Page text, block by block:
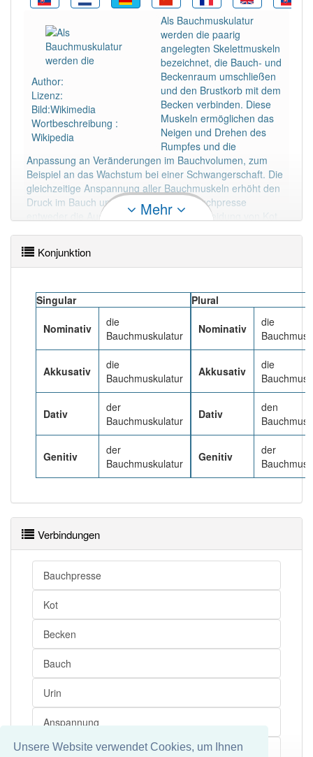
Unsere Website verwendet Cookies, um Ihnen
Häufigkeit: 4 von 10
Wörter mit Endung -bauchmuskulatur : 1
Wörter mit Endung -bauchmuskulaturaber mit
einem anderen Artikel
: 0
Das Wort wird häufig verwendet im Bereich
Medizin
99% unserer Spielapp-Nutzer haben den Artikel
korrekt erraten.
Author:
Lizenz:
Bild:Wikimedia
Wortbeschreibung :
Wikipedia
Als Bauchmuskulatur
werden die paarig
angelegten Skelettmuskeln
bezeichnet, die Bauch- und
Beckenraum umschließen
und den Brustkorb mit dem
Becken verbinden. Diese
Muskeln ermöglichen das
Neigen und Drehen des
Rumpfes und die
Anpassung an Veränderungen im Bauchvolumen, zum
Beispiel an das Wachstum bei einer Schwangerschaft. Die
gleichzeitige Anspannung aller Bauchmuskeln erhöht den
Druck im Bauch und verstärkt so als Bauchpresse
entweder die Ausatmung oder die Ausscheidung von Kot
eingeteilt, deren Benennung nicht einheitlich ist.
Mehr lesen
Mehr
Konjunktion
Singular
Nominativ
die
Bauchmuskulatur
Akkusativ
die
Bauchmuskulatur
Dativ
der
Bauchmuskulatur
Genitiv
der
Bauchmuskulatur
Plural
Nominativ
die
Akkusativ
die
Dativ
den
Genitiv
der
Verbindungen
Bauchpresse
Kot
Becken
Bauch
Urin
Anspannung
Wachstum